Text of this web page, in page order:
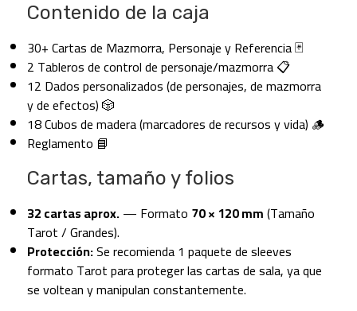
Contenido de la caja
30+ Cartas de Mazmorra, Personaje y Referencia 🃏
2 Tableros de control de personaje/mazmorra 📋
12 Dados personalizados (de personajes, de mazmorra
y de efectos) 🎲
18 Cubos de madera (marcadores de recursos y vida) 🪵
Reglamento 📘
Cartas, tamaño y folios
32 cartas aprox.— Formato 70 × 120 mm(Tamaño
Tarot / Grandes).
Protección:Se recomienda 1 paquete de sleeves
formato Tarot para proteger las cartas de sala, ya que
se voltean y manipulan constantemente.